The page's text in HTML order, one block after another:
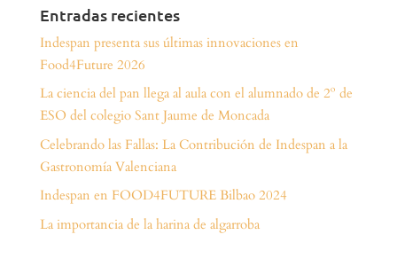
Entradas recientes
Indespan presenta sus últimas innovaciones en
Food4Future 2026
La ciencia del pan llega al aula con el alumnado de 2º de
ESO del colegio Sant Jaume de Moncada
Celebrando las Fallas: La Contribución de Indespan a la
Gastronomía Valenciana
Indespan en FOOD4FUTURE Bilbao 2024
La importancia de la harina de algarroba